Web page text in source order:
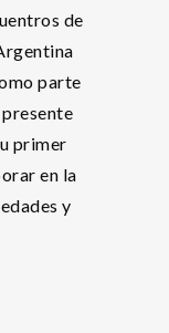
de
parte
primer
en la
y